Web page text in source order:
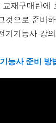
재구매란
것으로 준비
기기능사 강
능사 준비 방